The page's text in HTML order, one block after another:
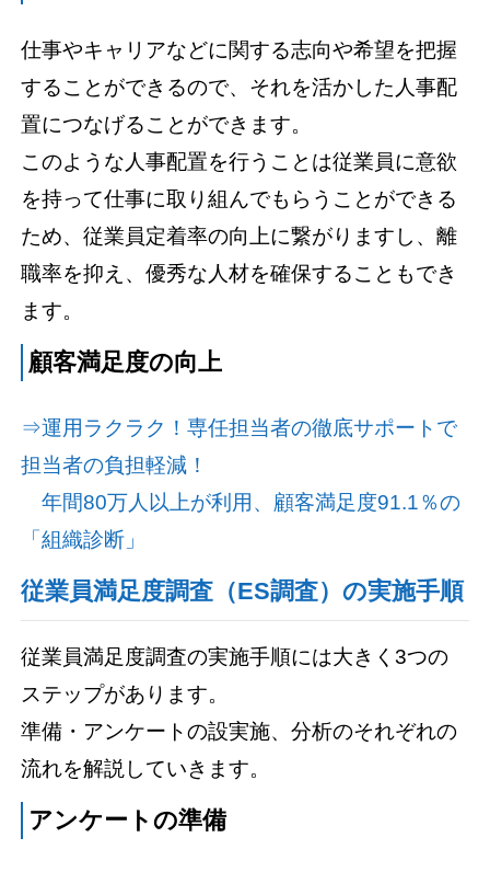
仕事やキャリアなどに関する志向や希望を把握
することができるので、それを活かした人事配
置につなげることができます。
このような人事配置を行うことは従業員に意欲
を持って仕事に取り組んでもらうことができる
ため、従業員定着率の向上に繋がりますし、離
職率を抑え、優秀な人材を確保することもでき
ます。
顧客満足度の向上
⇒運用ラクラク！専任担当者の徹底サポートで
担当者の負担軽減！
年間80万人以上が利用、顧客満足度91.1％の
「組織診断」
従業員満足度調査（ES調査）の実施手順
従業員満足度調査の実施手順には大きく3つの
ステップがあります。
準備・アンケートの設実施、分析のそれぞれの
流れを解説していきます。
アンケートの準備